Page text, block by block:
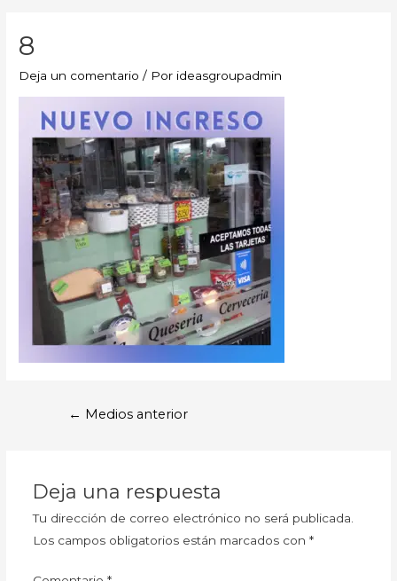
8
Deja un comentario / Por ideasgroupadmin
← Medios anterior
Deja una respuesta
Tu dirección de correo electrónico no será publicada.
Los campos obligatorios están marcados con *